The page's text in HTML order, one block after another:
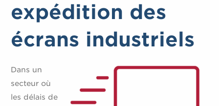
expédition des
écrans industriels
Dans un
secteur où
les délais de